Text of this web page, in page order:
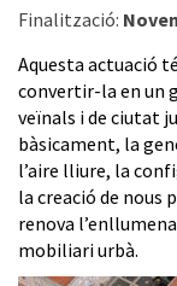
Finalització:
Aquesta actuació
convertir-la en un
veïnals i de ciutat
bàsicament, la
l’aire lliure, la
la creació de nous
renova
mobiliari urbà.